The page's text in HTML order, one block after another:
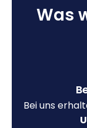
Was
Bei uns